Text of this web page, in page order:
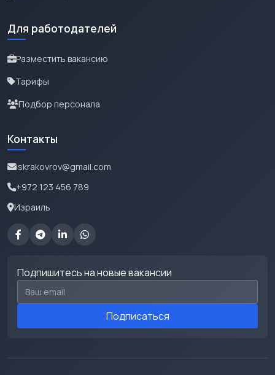
Для работодателей
Разместить вакансию
Тарифы
Подбор персонала
Контакты
iskrakovrov@gmail.com
+972 123 456 789
Израиль
Подпишитесь на новые вакансии
Email для подписки
Подписаться